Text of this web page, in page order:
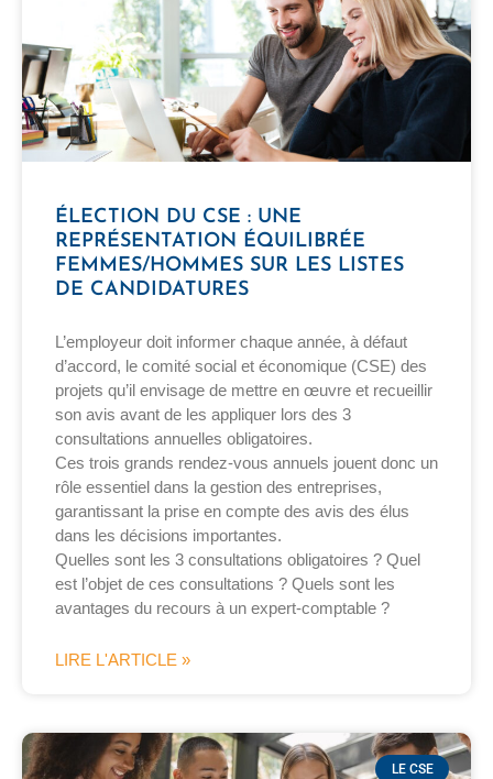
ÉLECTION DU CSE : UNE
REPRÉSENTATION ÉQUILIBRÉE
FEMMES/HOMMES SUR LES LISTES
DE CANDIDATURES
L’employeur doit informer chaque année, à défaut
d’accord, le comité social et économique (CSE) des
projets qu’il envisage de mettre en œuvre et recueillir
son avis avant de les appliquer lors des 3
consultations annuelles obligatoires.
Ces trois grands rendez-vous annuels jouent donc un
rôle essentiel dans la gestion des entreprises,
garantissant la prise en compte des avis des élus
dans les décisions importantes.
Quelles sont les 3 consultations obligatoires ? Quel
est l’objet de ces consultations ? Quels sont les
avantages du recours à un expert-comptable ?
LIRE L'ARTICLE »
LE CSE